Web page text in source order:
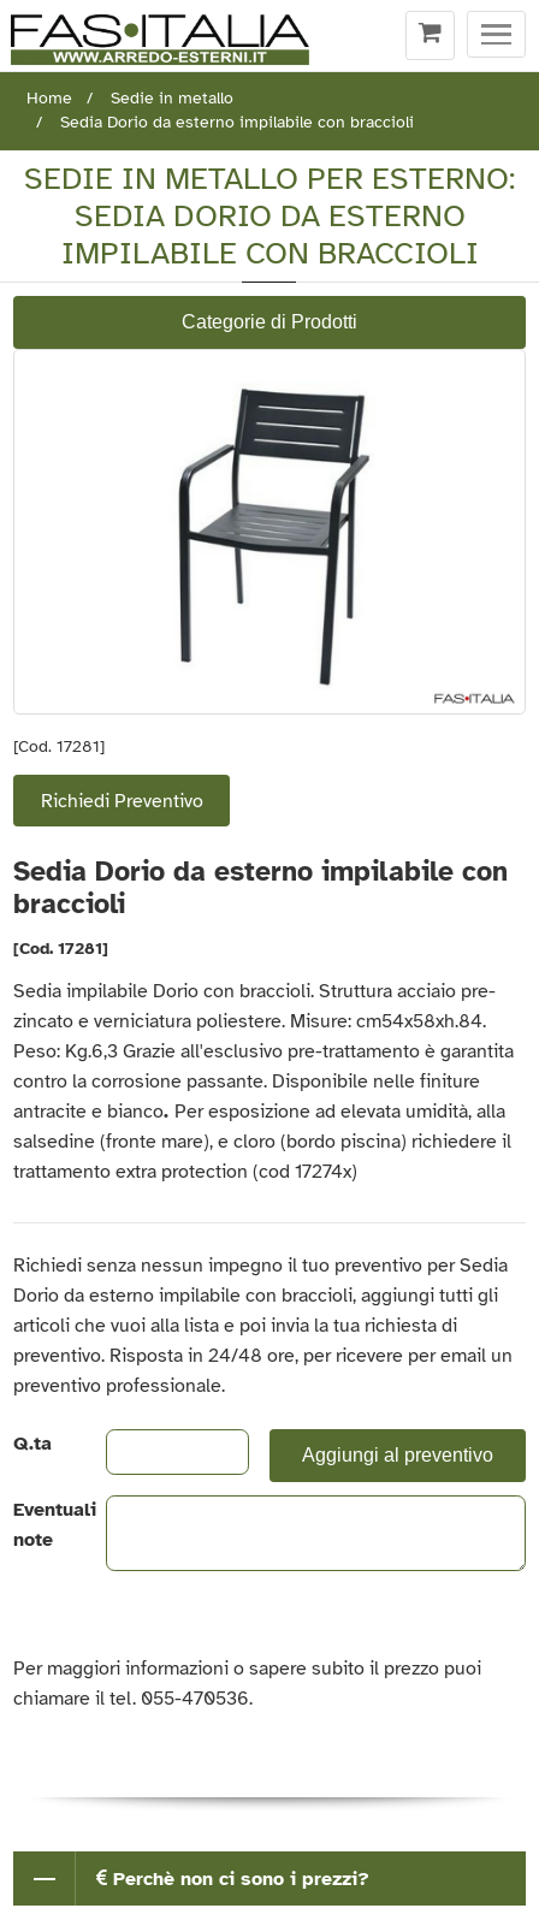
Home
Sedie in metallo
Sedia Dorio da esterno impilabile con braccioli
SEDIE IN METALLO PER ESTERNO:
SEDIA DORIO DA ESTERNO
IMPILABILE CON BRACCIOLI
Categorie di Prodotti
[Cod. 17281]
Richiedi Preventivo
Sedia Dorio da esterno impilabile con
braccioli
[Cod. 17281]
Sedia impilabile Dorio con braccioli. Struttura acciaio pre-
zincato e verniciatura poliestere. Misure: cm54x58xh.84.
Peso: Kg.6,3 Grazie all'esclusivo pre-trattamento è garantita
contro la corrosione passante. Disponibile nelle finiture
antracite e bianco. Per esposizione ad elevata umidità, alla
salsedine (fronte mare), e cloro (bordo piscina) richiedere il
trattamento extra protection (cod 17274x)
Richiedi senza nessun impegno il tuo preventivo per Sedia
Dorio da esterno impilabile con braccioli, aggiungi tutti gli
articoli che vuoi alla lista e poi invia la tua richiesta di
preventivo. Risposta in 24/48 ore, per ricevere per email un
preventivo professionale.
Q.ta Aggiungi al preventivo
Eventuali
note
Per maggiori informazioni o sapere subito il prezzo puoi
chiamare il tel. 055-470536.
Perchè non ci sono i prezzi?